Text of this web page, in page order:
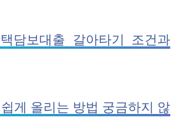
담보대출 갈아타기 조건과
게 올리는 방법 궁금하지 않